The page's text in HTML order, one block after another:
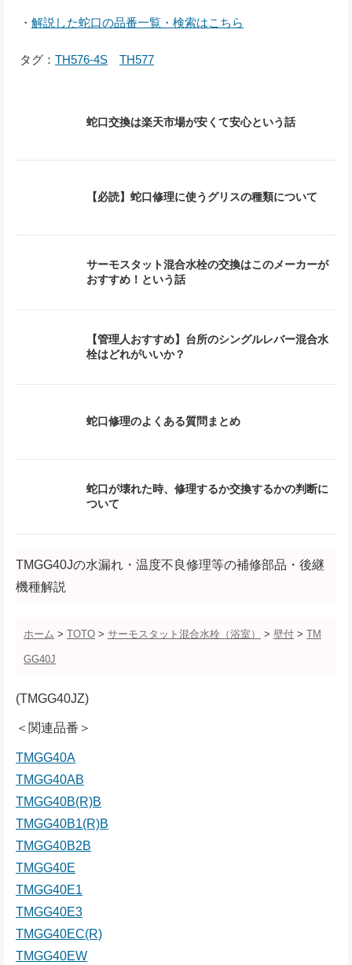
・ 解説した蛇口の品番一覧・検索はこちら
タグ： TH576-4S TH577
蛇口交換は楽天市場が安くて安心という話
【必読】蛇口修理に使うグリスの種類について
サーモスタット混合水栓の交換はこのメーカーが
おすすめ！という話
【管理人おすすめ】台所のシングルレバー混合水
栓はどれがいいか？
蛇口修理のよくある質問まとめ
蛇口が壊れた時、修理するか交換するかの判断に
ついて
TMGG40Jの水漏れ・温度不良修理等の補修部品・後継
機種解説
ホーム > TOTO > サーモスタット混合水栓（浴室） > 壁付 > TM
GG40J
(TMGG40JZ)
＜関連品番＞
TMGG40A
TMGG40AB
TMGG40B(R)B
TMGG40B1(R)B
TMGG40B2B
TMGG40E
TMGG40E1
TMGG40E3
TMGG40EC(R)
TMGG40EW